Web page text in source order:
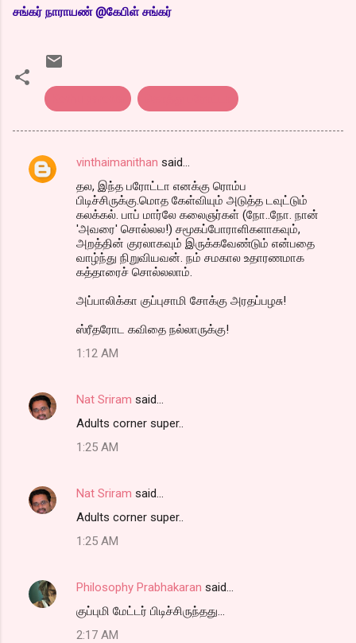
சங்கர் நாராயண் @கேபிள் சங்கர்
C
vinthaimanithan said…
தல, இந்த பரோட்டா எனக்கு ரொம்ப
பிடிச்சிருக்கு.மொத கேள்வியும் அடுத்த டவுட்டும்
கலக்கல். பாப் மார்லே கலைஞர்கள் (நோ..நோ. நான்
'அவரை' சொல்லல!) சமூகப்போராளிகளாகவும்,
அறத்தின் குரலாகவும் இருக்கவேண்டும் என்பதை
வாழ்ந்து நிறுவியவன். நம் சமகால உதாரணமாக
கத்தாரைச் சொல்லலாம்.
அப்பாலிக்கா குப்புசாமி சோக்கு அரதப்பழசு!
ஸ்ரீதரோட கவிதை நல்லாருக்கு!
1:12 AM
Nat Sriram said…
Adults corner super..
1:25 AM
Nat Sriram said…
Adults corner super..
1:25 AM
Philosophy Prabhakaran said…
குப்புமி மேட்டர் பிடிச்சிருந்தது...
2:17 AM